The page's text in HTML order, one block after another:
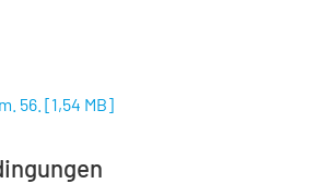
56. [1,54 MB]